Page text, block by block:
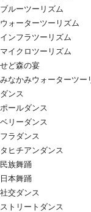
ブルーツーリズム
ウォーターツーリズム
インフラツーリズム
マイクロツーリズム
せど森の宴
みなかみウォーターツー
ダンス
ポールダンス
ベリーダンス
フラダンス
タヒチアンダンス
民族舞踊
日本舞踊
社交ダンス
ストリートダンス